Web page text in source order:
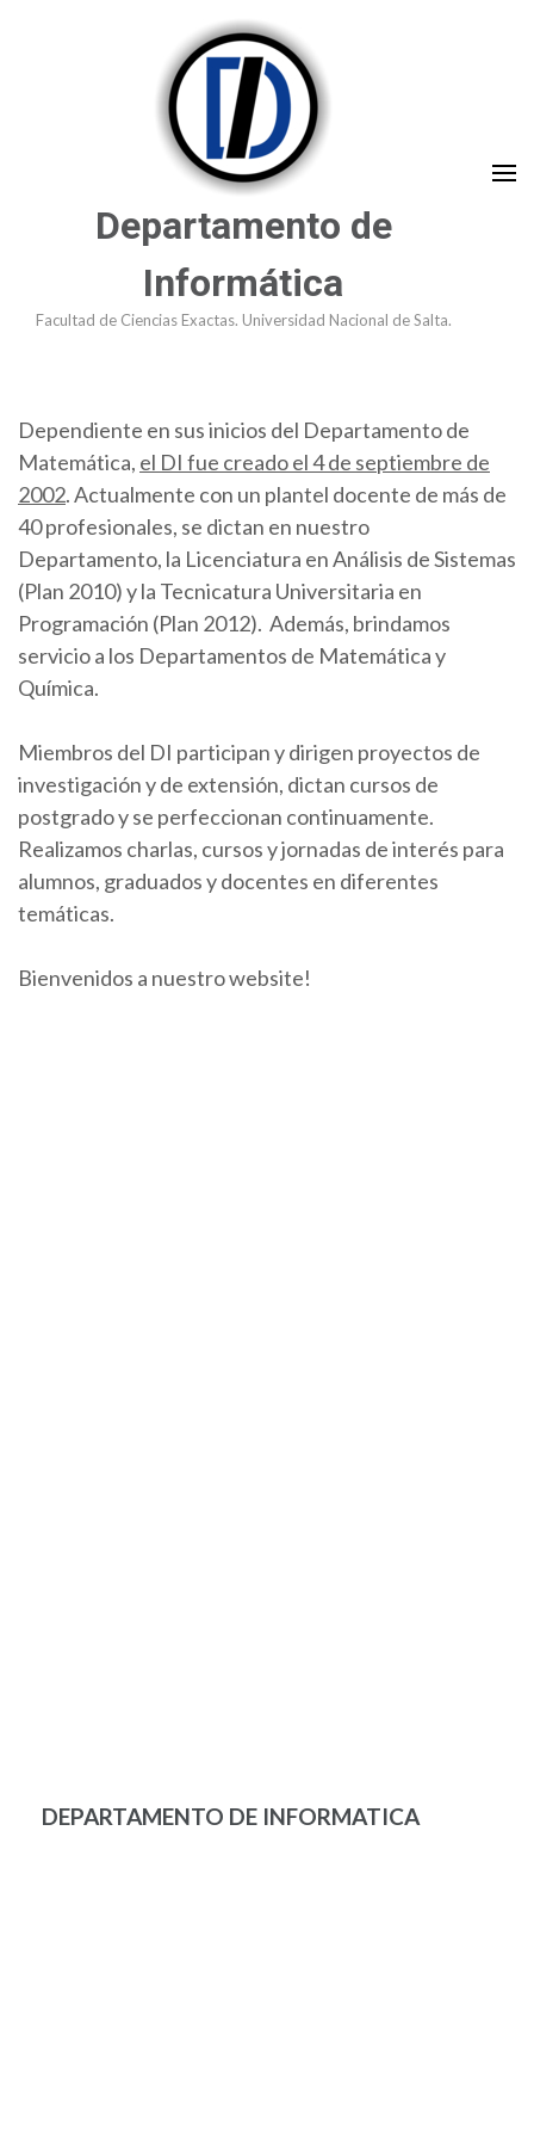
Departamento de
Informática
Facultad de Ciencias Exactas. Universidad Nacional de Salta.
Dependiente en sus inicios del Departamento de
Matemática, el DI fue creado el 4 de septiembre de
2002. Actualmente con un plantel docente de más de
40 profesionales, se dictan en nuestro
Departamento, la Licenciatura en Análisis de Sistemas
(Plan 2010) y la Tecnicatura Universitaria en
Programación (Plan 2012). Además, brindamos
servicio a los Departamentos de Matemática y
Química.
Miembros del DI participan y dirigen proyectos de
investigación y de extensión, dictan cursos de
postgrado y se perfeccionan continuamente.
Realizamos charlas, cursos y jornadas de interés para
alumnos, graduados y docentes en diferentes
temáticas.
Bienvenidos a nuestro website!
DEPARTAMENTO DE INFORMATICA